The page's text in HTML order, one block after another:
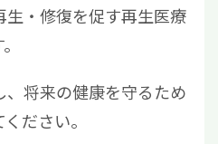
生・修復を促す再生医療
将来の健康を守るため
ださい。